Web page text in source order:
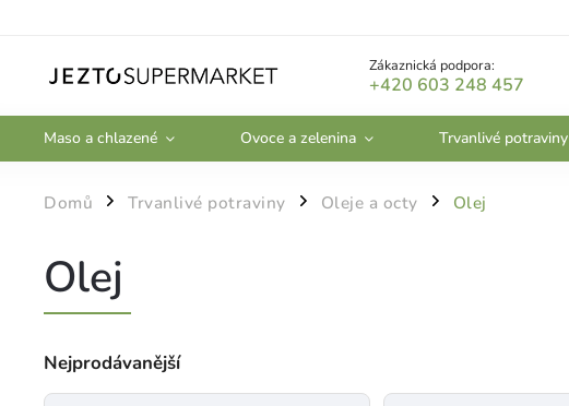
Zákaznická podpora:
+420 603 248 457
Maso a chlazené Ovoce a zelenina Trvanlivé potraviny
Domů / Trvanlivé potraviny / Oleje a octy / Olej
Olej
Nejprodávanější